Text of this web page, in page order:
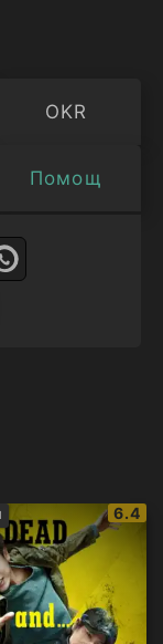
OKR
Помощ
IMDb
6.4